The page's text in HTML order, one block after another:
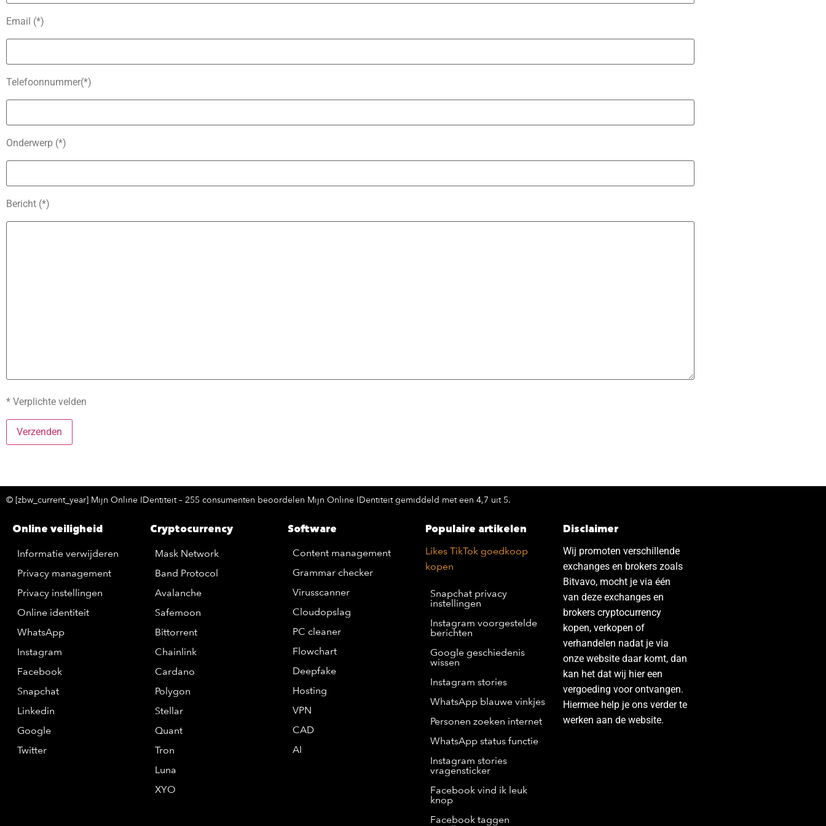
Email (*)
Telefoonnummer(*)
Onderwerp (*)
Bericht (*)
* Verplichte velden
© [zbw_current_year] Mijn Online IDentiteit – 255 consumenten beoordelen Mijn Online IDentiteit gemiddeld met een 4,7 uit 5.
Online veiligheid
Informatie verwijderen
Privacy management
Privacy instellingen
Online identiteit
WhatsApp
Instagram
Facebook
Snapchat
Linkedin
Google
Twitter
Cryptocurrency
Mask Network
Band Protocol
Avalanche
Safemoon
Bittorrent
Chainlink
Cardano
Polygon
Stellar
Quant
Tron
Luna
XYO
Software
Content management
Grammar checker
Virusscanner
Cloudopslag
PC cleaner
Flowchart
Deepfake
Hosting
VPN
CAD
AI
Populaire artikelen
Likes TikTok goedkoop
kopen
Snapchat privacy
instellingen
Instagram voorgestelde
berichten
Google geschiedenis
wissen
Instagram stories
WhatsApp blauwe vinkjes
Personen zoeken internet
WhatsApp status functie
Instagram stories
vragensticker
Facebook vind ik leuk
knop
Facebook taggen
Disclaimer
Wij promoten verschillende
exchanges en brokers zoals
Bitvavo, mocht je via één
van deze exchanges en
brokers cryptocurrency
kopen, verkopen of
verhandelen nadat je via
onze website daar komt, dan
kan het dat wij hier een
vergoeding voor ontvangen.
Hiermee help je ons verder te
werken aan de website.